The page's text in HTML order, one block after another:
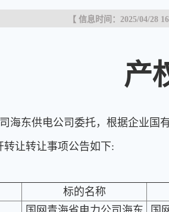
【 信息时间：2025/04/28
产
海东供电公司委托，根据企业国
让转让事项公告如下:
标的名称